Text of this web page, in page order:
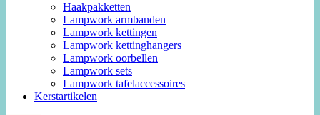
Haakpakketten
Lampwork armbanden
Lampwork kettingen
Lampwork kettinghangers
Lampwork oorbellen
Lampwork sets
Lampwork tafelaccessoires
Kerstartikelen